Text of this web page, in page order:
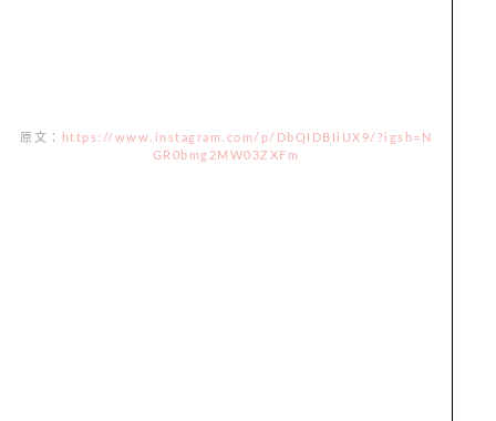
原文：
https://www.instagram.com/p/DbQIDBIiUX9/?igsh=N
GR0bmg2MW03ZXFm